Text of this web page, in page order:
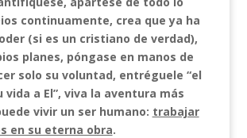
continuamente, crea que ya ha
(si es un cristiano de verdad),
planes, póngase en manos de
solo su voluntad, entréguele “el
vida a El”, viva la aventura más
vivir un ser humano: trabajar
en su eterna obra.